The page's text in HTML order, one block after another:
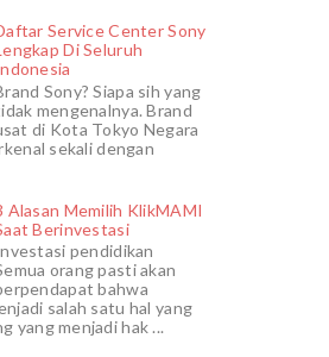
Service Center Sony
Di Seluruh
Sony? Siapa sih yang
mengenalnya. Brand
di Kota Tokyo Negara
sekali dengan
Alasan Memilih KlikMAMI
Berinvestasi
pendidikan
orang pasti akan
bahwa
salah satu hal yang
yang menjadi hak ...